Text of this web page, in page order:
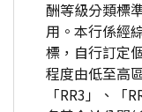
酬等級分類標
用。本行係經
標，自行訂定
程度由低至高
「RR3」、「